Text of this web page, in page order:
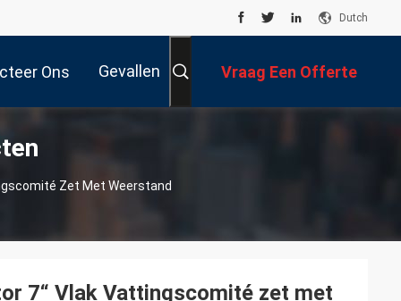
Dutch
Ons Gevallen Vraag Een Offerte
Zet Met Weerstand
7“ Vlak Vattingscomité zet met